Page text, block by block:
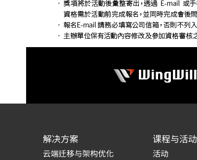
解决方案
云端迁移与架构优化
课程与活动
活动